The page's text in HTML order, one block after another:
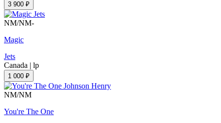
3 900 ₽
NM/NM-
Magic
Jets
Canada | lp
1 000 ₽
NM/NM
You're The One